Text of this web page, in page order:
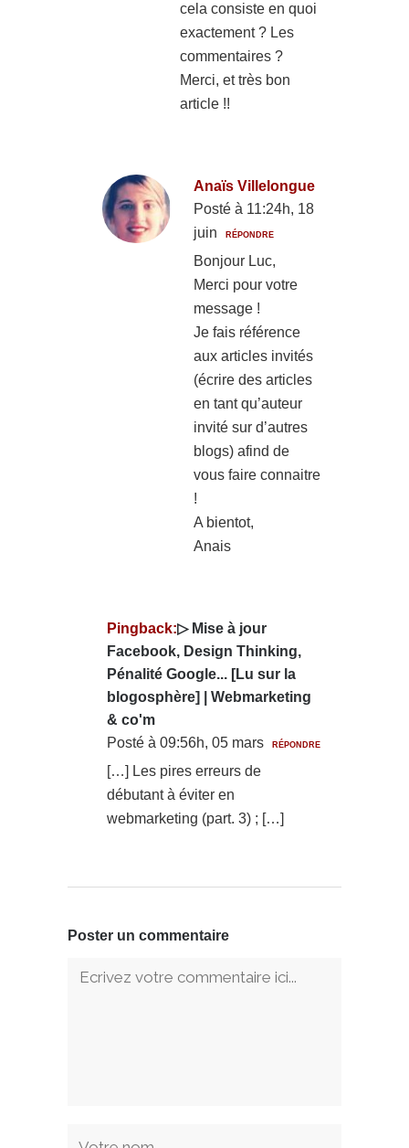
cela consiste en quoi
exactement ? Les
commentaires ?
Merci, et très bon
article !!
Anaïs Villelongue
Posté à 11:24h, 18
juin
RÉPONDRE
Bonjour Luc,
Merci pour votre
message !
Je fais référence
aux articles invités
(écrire des articles
en tant qu’auteur
invité sur d’autres
blogs) afind de
vous faire connaitre
!
A bientot,
Anais
Pingback:▷ Mise à jour
Facebook, Design Thinking,
Pénalité Google... [Lu sur la
blogosphère] | Webmarketing
& co'm
Posté à 09:56h, 05 mars
RÉPONDRE
[…] Les pires erreurs de
débutant à éviter en
webmarketing (part. 3) ; […]
Poster un commentaire